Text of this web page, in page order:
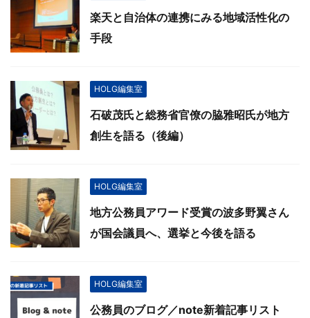
楽天と自治体の連携にみる地域活性化の
手段
HOLG編集室
石破茂氏と総務省官僚の脇雅昭氏が地方
創生を語る（後編）
HOLG編集室
地方公務員アワード受賞の波多野翼さん
が国会議員へ、選挙と今後を語る
HOLG編集室
公務員のブログ／note新着記事リスト